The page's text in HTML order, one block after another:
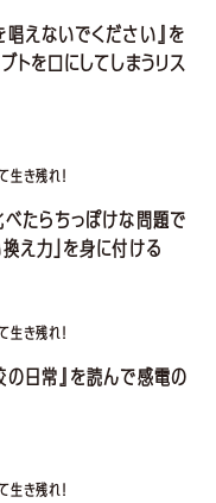
唱えないでください』を
トを口にしてしまうリス
生き残れ！
べたらちっぽけな問題で
え力」を身に付ける
生き残れ！
の日常』を読んで感電の
生き残れ！